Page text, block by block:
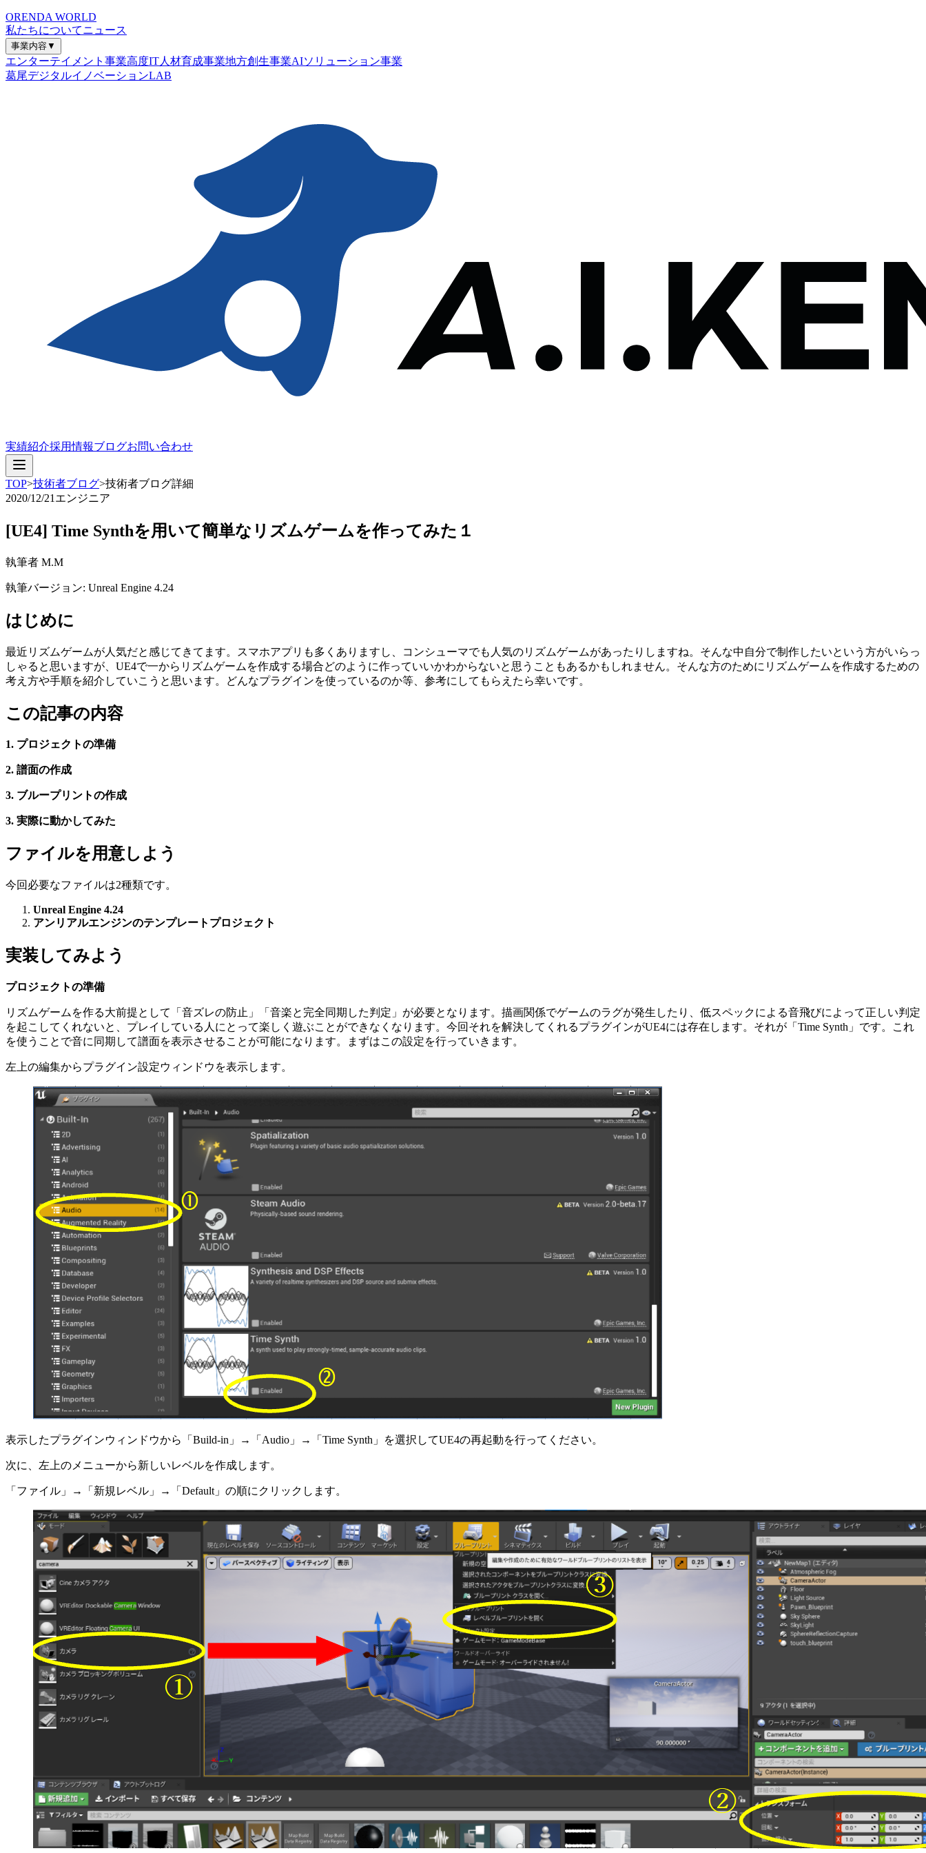
ORENDA WORLD
私たちについてニュース
事業内容▼
エンターテイメント事業高度IT人材育成事業地方創生事業AIソリューション事業
葛尾デジタルイノベーションLAB
実績紹介採用情報ブログお問い合わせ
TOP>技術者ブログ>技術者ブログ詳細
2020/12/21 エンジニア
[UE4] Time Synthを用いて簡単なリズムゲームを作ってみた１
執筆者 M.M
執筆バージョン: Unreal Engine 4.24
はじめに
最近リズムゲームが人気だと感じてきてます。スマホアプリも多くありますし、コンシューマでも人気のリズムゲームがあったりしますね。そんな中自分で制作したいという方がいらっ
しゃると思いますが、UE4で一からリズムゲームを作成する場合どのように作っていいかわからないと思うこともあるかもしれません。そんな方のためにリズムゲームを作成するための
考え方や手順を紹介していこうと思います。どんなプラグインを使っているのか等、参考にしてもらえたら幸いです。
この記事の内容
1. プロジェクトの準備
2. 譜面の作成
3. ブループリントの作成
3. 実際に動かしてみた
ファイルを用意しよう
今回必要なファイルは2種類です。
Unreal Engine 4.24
アンリアルエンジンのテンプレートプロジェクト
実装してみよう
プロジェクトの準備
リズムゲームを作る大前提として「音ズレの防止」「音楽と完全同期した判定」が必要となります。描画関係でゲームのラグが発生したり、低スペックによる音飛びによって正しい判定
を起こしてくれないと、プレイしている人にとって楽しく遊ぶことができなくなります。今回それを解決してくれるプラグインがUE4には存在します。それが「Time Synth」です。これ
を使うことで音に同期して譜面を表示させることが可能になります。まずはこの設定を行っていきます。
左上の編集からプラグイン設定ウィンドウを表示します。
表示したプラグインウィンドウから「Build-in」→「Audio」→「Time Synth」を選択してUE4の再起動を行ってください。
次に、左上のメニューから新しいレベルを作成します。
「ファイル」→「新規レベル」→「Default」の順にクリックします。